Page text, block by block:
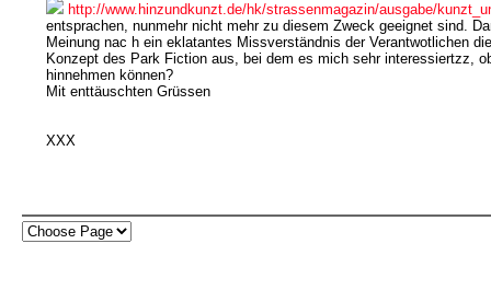
http://www.hinzundkunzt.de/hk/strassenmagazin/ausgabe/
entsprachen, nunmehr nicht mehr zu diesem Zweck geeignet sind.
Meinung nac h ein eklatantes Missverständnis der Verantwotlichen
Konzept des Park Fiction aus, bei dem es mich sehr interessiertzz,
hinnehmen können?
Mit enttäuschten Grüssen
XXX